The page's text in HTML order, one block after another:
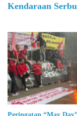
Kendaraan